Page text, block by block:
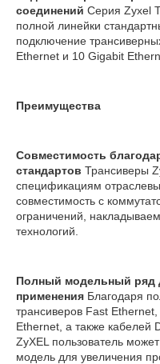
соединений Серия Zyxel
полной линейки
подключение
Ethernet и 10 Gigabit
Преимущества
Совместимость
стандартов Трансиверы
спецификациям
совместимость с
ограничений,
технологий.
Полный модельный ряд
применения Благодаря
трансиверов Fast
Ethernet, а также кабелей
ZyXEL пользователь
модель для увеличения